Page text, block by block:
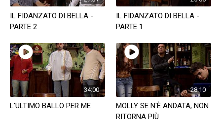
IL FIDANZATO DI BELLA -
PARTE 2
IL FIDANZATO DI BELLA -
PARTE 1
34:00
L'ULTIMO BALLO PER ME
28:10
MOLLY SE N'È ANDATA, NON
RITORNA PIÙ